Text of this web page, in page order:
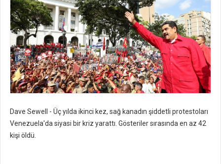
Dave Sewell - Üç yılda ikinci kez, sağ kanadın şiddetli protestoları
Venezuela'da siyasi bir kriz yarattı. Gösteriler sırasında en az 42
kişi öldü.